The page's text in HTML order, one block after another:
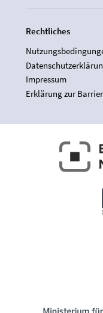
Rechtliches
Impressum
Erklärung zur